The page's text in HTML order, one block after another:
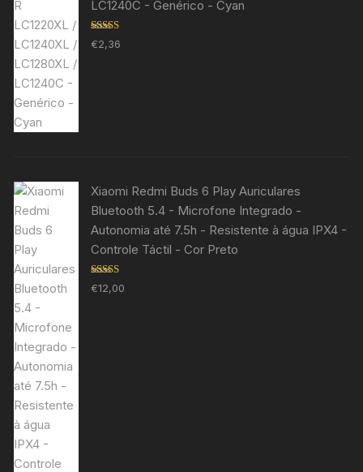
LC1240C - Genérico - Cyan
Avaliação
5.00de 5
€2,36
Xiaomi Redmi Buds 6 Play Auriculares
Bluetooth 5.4 - Microfone Integrado -
Autonomia até 7.5h - Resistente à água IPX4 -
Controle Táctil - Cor Preto
Avaliação
5.00de 5
€12,00